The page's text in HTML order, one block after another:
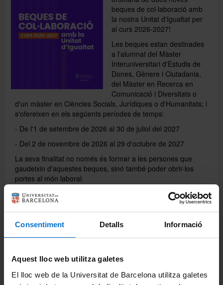
Consentiment Detalls Informació
Aquest lloc web utilitza galetes
El lloc web de la Universitat de Barcelona utilitza galetes
Formació
Premis
Recursos i serveis
beques de col·laboració amb
la nostra Unitat d'Igualtat per
al curs 2026-2027!
Les beques estan destinades
a l'alumnat del Màster
Interuniversitari d'Estudis de
Dones, Gènere i Ciutadania,
del Màster en Recerca en
Comunicació i Diversitats o
d'un màster en Ciències Socials, Jurídiques o d'Humanitats; i
s'ofereixen en els següents períodes de temps:
- De l'1 de setembre de 2026 al 30 de juliol del 2027
- Del 2 de novembre de 2026 al 29 d'octubre de 2027
La seva finalitat no només és formar a les persones que
gaudeixin d'aquestes beques, sinó també poder obrir-los
portes al món laboral.
La convocatòria romandrà oberta des del 25 de març
fins al 30 d'abril de 2026
. Podeu consultar tota la
informació sobre les bases en el següentenllaç.